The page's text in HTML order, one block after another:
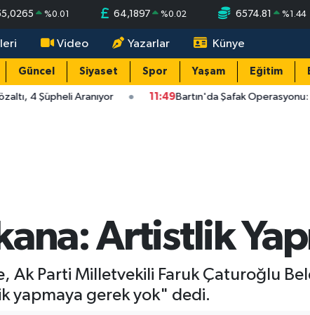
%0.01 64,1897 %0.02 6574.81 %1.44
Video Yazarlar Künye
Güncel Siyaset Spor Yaşam Eğitim
4 Şüpheli Aranıyor 11:49Bartın'da Şafak Operasyonu:
Artistlik
Ak Parti Milletvekili Faruk Çaturoğlu
yapmaya gerek yok" dedi.